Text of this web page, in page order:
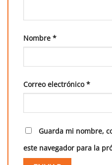
Nombre *
Correo electrónico*
Guarda mi nombre,
este navegador para la